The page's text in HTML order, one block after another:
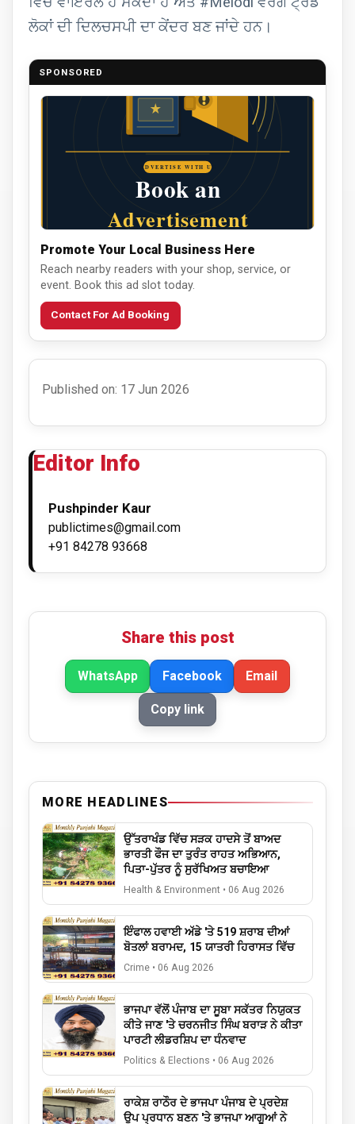
ਲੋਕਾਂ ਦੀ ਦਿਲਚਸਪੀ ਦਾ ਕੇਂਦਰ ਬਣ ਜਾਂਦੇ ਹਨ।
SPONSORED
Promote Your Local Business Here
Reach nearby readers with your shop, service, or
event. Book this ad slot today.
Contact For Ad Booking
Published on: 17 Jun 2026
Editor Info
Pushpinder Kaur
publictimes@gmail.com
+91 84278 93668
Share this post
WhatsApp Facebook Email
Copy link
MORE HEADLINES
ਉੱਤਰਾਖੰਡ ਵਿੱਚ ਸੜਕ ਹਾਦਸੇ ਤੋਂ ਬਾਅਦ
ਭਾਰਤੀ ਫੌਜ ਦਾ ਤੁਰੰਤ ਰਾਹਤ ਅਭਿਆਨ,
ਪਿਤਾ-ਪੁੱਤਰ ਨੂੰ ਸੁਰੱਖਿਅਤ ਬਚਾਇਆ
Health & Environment • 06 Aug 2026
ਇੰਫਾਲ ਹਵਾਈ ਅੱਡੇ 'ਤੇ 519 ਸ਼ਰਾਬ ਦੀਆਂ
ਬੋਤਲਾਂ ਬਰਾਮਦ, 15 ਯਾਤਰੀ ਹਿਰਾਸਤ ਵਿੱਚ
Crime • 06 Aug 2026
ਭਾਜਪਾ ਵੱਲੋਂ ਪੰਜਾਬ ਦਾ ਸੂਬਾ ਸਕੱਤਰ ਨਿਯੁਕਤ
ਕੀਤੇ ਜਾਣ 'ਤੇ ਚਰਨਜੀਤ ਸਿੰਘ ਬਰਾੜ ਨੇ ਕੀਤਾ
ਪਾਰਟੀ ਲੀਡਰਸ਼ਿਪ ਦਾ ਧੰਨਵਾਦ
Politics & Elections • 06 Aug 2026
ਰਾਕੇਸ਼ ਰਾਠੌਰ ਦੇ ਭਾਜਪਾ ਪੰਜਾਬ ਦੇ ਪ੍ਰਦੇਸ਼
ਉਪ ਪ੍ਰਧਾਨ ਬਣਨ 'ਤੇ ਭਾਜਪਾ ਆਗੂਆਂ ਨੇ